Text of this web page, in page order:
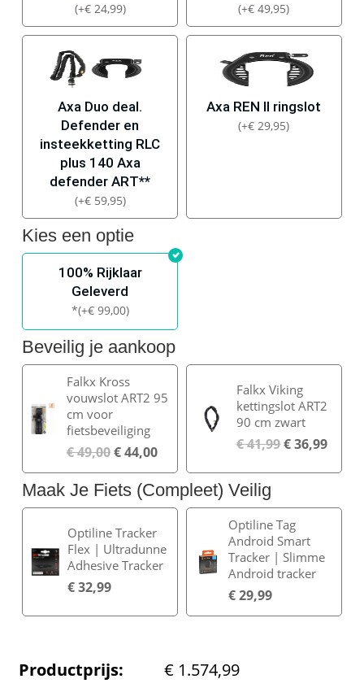
(+€24,99) (+€ 49,95)
Axa Duo deal.
Defender en
insteekketting RLC
plus 140 Axa
defender ART**
(+€59,95)
Axa REN II ringslot
(+€ 29,95)
Kies een optie
100% Rijklaar
Geleverd
*(+€99,00)
Beveilig je aankoop
Falkx Kross
vouwslot ART2 95
cm voor
fietsbeveiliging
€49,00€44,00
Falkx Viking
kettingslot ART2
90 cm zwart
€41,99€36,99
Maak Je Fiets (Compleet) Veilig
Optiline Tracker
Flex | Ultradunne
Adhesive Tracker
€32,99
Optiline Tag
Android Smart
Tracker | Slimme
Android tracker
€29,99
Productprijs: € 1.574,99